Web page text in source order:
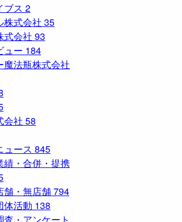
ブス 2
株式会社 35
式会社 93
ュー 184
魔法瓶株式会社
会社 58
ュース 845
績・合併・提携
舗・無店舗794
体活動 138
査・アンケート